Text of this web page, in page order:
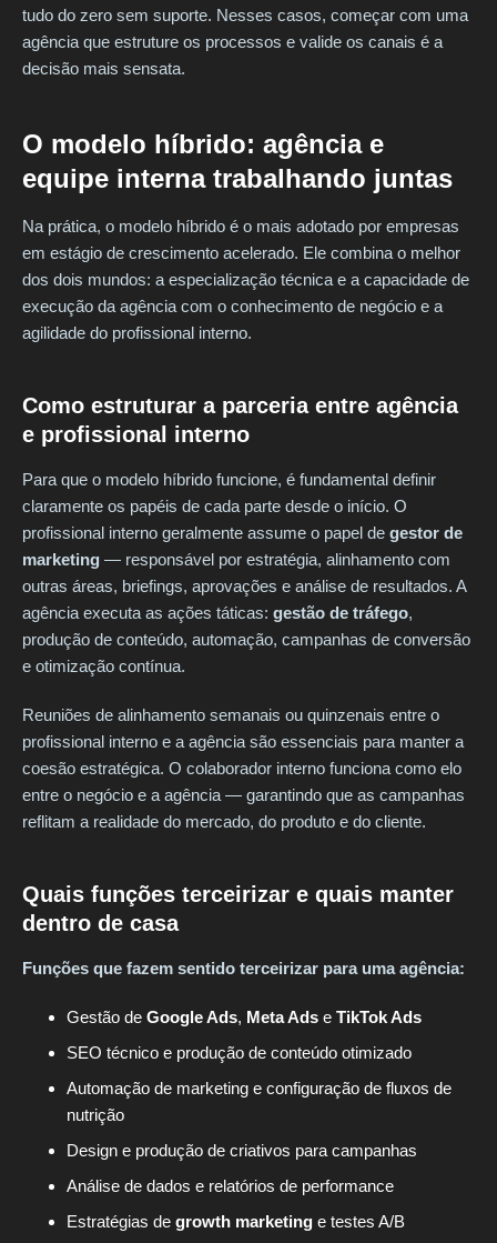
tudo do zero sem suporte. Nesses casos, começar com uma
agência que estruture os processos e valide os canais é a
decisão mais sensata.
O modelo híbrido: agência e
equipe interna trabalhando juntas
Na prática, o modelo híbrido é o mais adotado por empresas
em estágio de crescimento acelerado. Ele combina o melhor
dos dois mundos: a especialização técnica e a capacidade de
execução da agência com o conhecimento de negócio e a
agilidade do profissional interno.
Como estruturar a parceria entre agência
e profissional interno
Para que o modelo híbrido funcione, é fundamental definir
claramente os papéis de cada parte desde o início. O
profissional interno geralmente assume o papel de gestor de
marketing — responsável por estratégia, alinhamento com
outras áreas, briefings, aprovações e análise de resultados. A
agência executa as ações táticas: gestão de tráfego,
produção de conteúdo, automação, campanhas de conversão
e otimização contínua.
Reuniões de alinhamento semanais ou quinzenais entre o
profissional interno e a agência são essenciais para manter a
coesão estratégica. O colaborador interno funciona como elo
entre o negócio e a agência — garantindo que as campanhas
reflitam a realidade do mercado, do produto e do cliente.
Quais funções terceirizar e quais manter
dentro de casa
Funções que fazem sentido terceirizar para uma agência:
Gestão de Google Ads, Meta Ads e TikTok Ads
SEO técnico e produção de conteúdo otimizado
Automação de marketing e configuração de fluxos de
nutrição
Design e produção de criativos para campanhas
Análise de dados e relatórios de performance
Estratégias de growth marketing e testes A/B